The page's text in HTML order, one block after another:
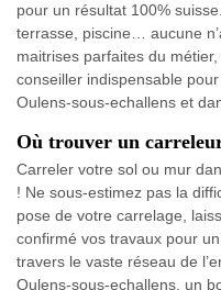
pour un résultat 100%
terrasse, piscine… aucune
maitrises parfaites du
conseiller indispensable
Oulens-sous-echallens et
Où trouver un
Carreler votre sol ou mur
! Ne sous-estimez pas la
pose de votre carrelage,
confirmé vos travaux pour
travers le vaste réseau de
Oulens-sous-echallens, un